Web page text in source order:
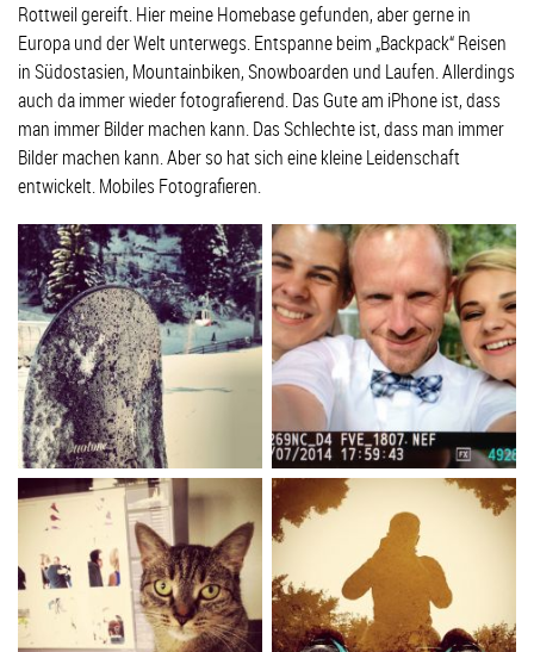
Rottweil gereift. Hier meine Homebase gefunden, aber gerne in
Europa und der Welt unterwegs. Entspanne beim „Backpack“ Reisen
in Südostasien, Mountainbiken, Snowboarden und Laufen. Allerdings
auch da immer wieder fotografierend. Das Gute am iPhone ist, dass
man immer Bilder machen kann. Das Schlechte ist, dass man immer
Bilder machen kann. Aber so hat sich eine kleine Leidenschaft
entwickelt. Mobiles Fotografieren.